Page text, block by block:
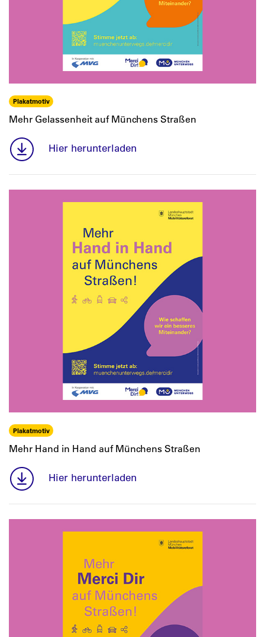
Plakatmotiv
Mehr Gelassenheit auf Münchens Straßen
Hier herunterladen
Plakatmotiv
Mehr Hand in Hand auf Münchens Straßen
Hier herunterladen